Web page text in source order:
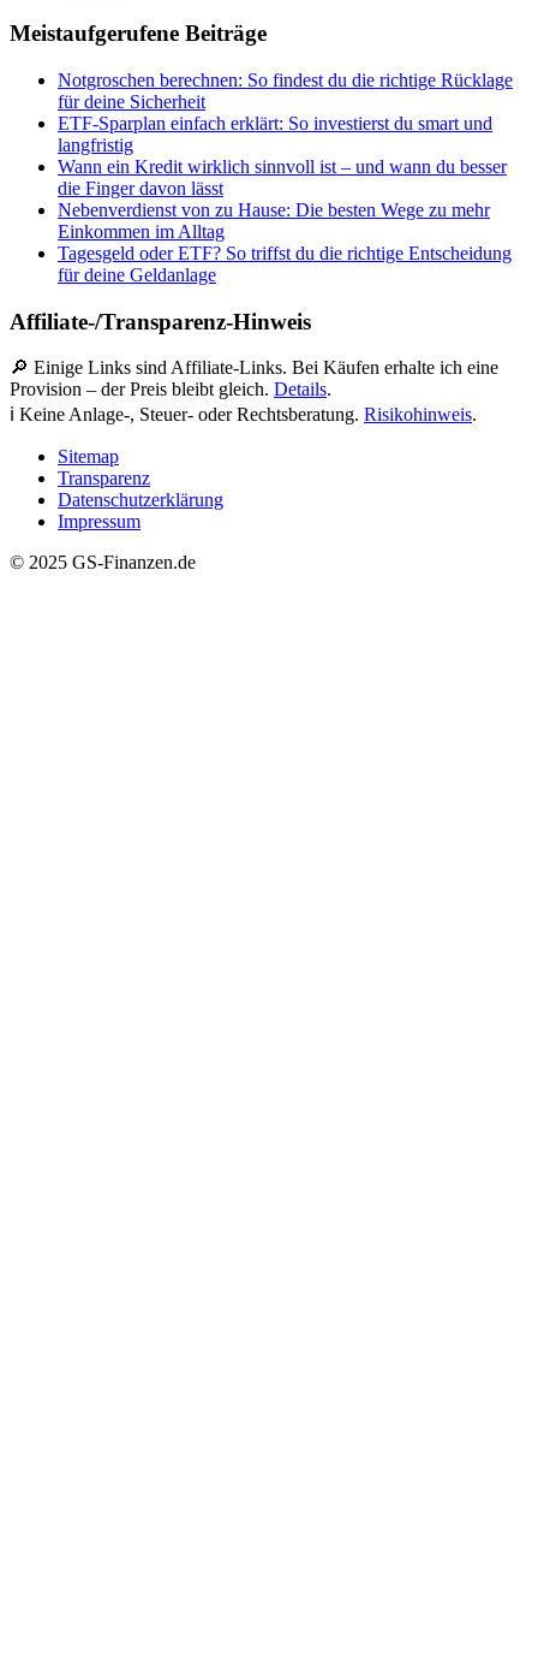
Meistaufgerufene Beiträge
Notgroschen berechnen: So findest du die richtige Rücklage
für deine Sicherheit
ETF-Sparplan einfach erklärt: So investierst du smart und
langfristig
Wann ein Kredit wirklich sinnvoll ist – und wann du besser
die Finger davon lässt
Nebenverdienst von zu Hause: Die besten Wege zu mehr
Einkommen im Alltag
Tagesgeld oder ETF? So triffst du die richtige Entscheidung
für deine Geldanlage
Affiliate-/Transparenz-Hinweis
🔎 Einige Links sind Affiliate-Links. Bei Käufen erhalte ich eine
Provision – der Preis bleibt gleich. Details.
ℹ️ Keine Anlage-, Steuer- oder Rechtsberatung. Risikohinweis.
Sitemap
Transparenz
Datenschutzerklärung
Impressum
© 2025 GS-Finanzen.de